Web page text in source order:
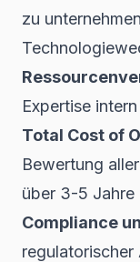
zu
Expertise
Total Cost of
Bewertung
über 3-5 Jahre
Compliance
regulatorischer